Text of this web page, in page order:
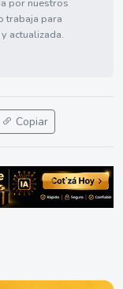
por nuestros
trabaja para
actualizada.
Copiar